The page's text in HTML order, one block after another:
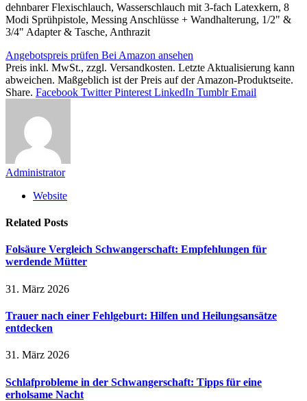
dehnbarer Flexischlauch, Wasserschlauch mit 3-fach Latexkern, 8
Modi Sprühpistole, Messing Anschlüsse + Wandhalterung, 1/2" &
3/4" Adapter & Tasche, Anthrazit
Angebotspreis prüfen Bei Amazon ansehen
Preis inkl. MwSt., zzgl. Versandkosten. Letzte Aktualisierung kann
abweichen. Maßgeblich ist der Preis auf der Amazon-Produktseite.
Share. Facebook Twitter Pinterest LinkedIn Tumblr Email
Administrator
Website
Related Posts
Folsäure Vergleich Schwangerschaft: Empfehlungen für
werdende Mütter
31. März 2026
Trauer nach einer Fehlgeburt: Hilfen und Heilungsansätze
entdecken
31. März 2026
Schlafprobleme in der Schwangerschaft: Tipps für eine
erholsame Nacht